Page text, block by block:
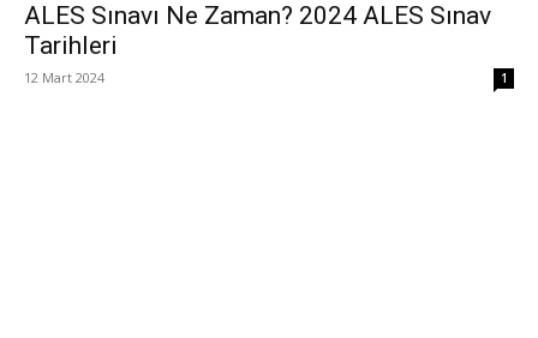
ALES Sınavı Ne Zaman? 2024 ALES Sınav
Tarihleri
12 Mart 2024 1